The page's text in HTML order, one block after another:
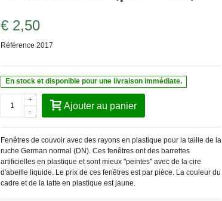
€ 2,50
Référence 2017
En stock et disponible pour une livraison immédiate.
-
+
Ajouter au panier
Fenêtres de couvoir avec des rayons en plastique pour la taille de la
ruche German normal (DN). Ces fenêtres ont des barrettes
artificielles en plastique et sont mieux "peintes" avec de la cire
d'abeille liquide. Le prix de ces fenêtres est par pièce. La couleur du
cadre et de la latte en plastique est jaune.